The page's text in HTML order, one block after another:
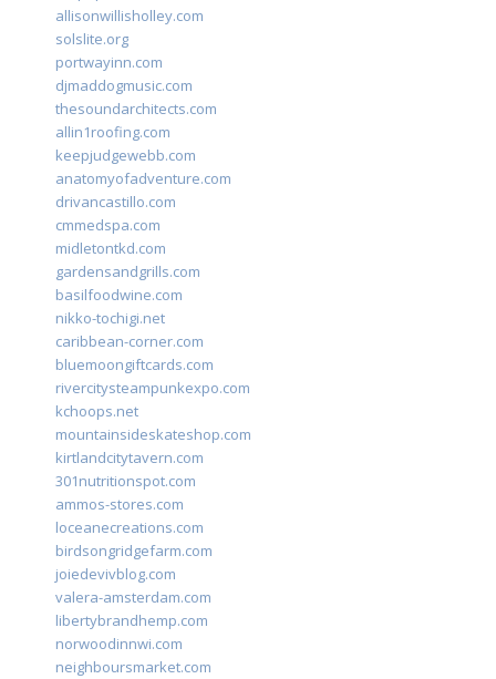
allisonwillisholley.com
solslite.org
portwayinn.com
djmaddogmusic.com
thesoundarchitects.com
allin1roofing.com
keepjudgewebb.com
anatomyofadventure.com
drivancastillo.com
cmmedspa.com
midletontkd.com
gardensandgrills.com
basilfoodwine.com
nikko-tochigi.net
caribbean-corner.com
bluemoongiftcards.com
rivercitysteampunkexpo.com
kchoops.net
mountainsideskateshop.com
kirtlandcitytavern.com
301nutritionspot.com
ammos-stores.com
loceanecreations.com
birdsongridgefarm.com
joiedevivblog.com
valera-amsterdam.com
libertybrandhemp.com
norwoodinnwi.com
neighboursmarket.com